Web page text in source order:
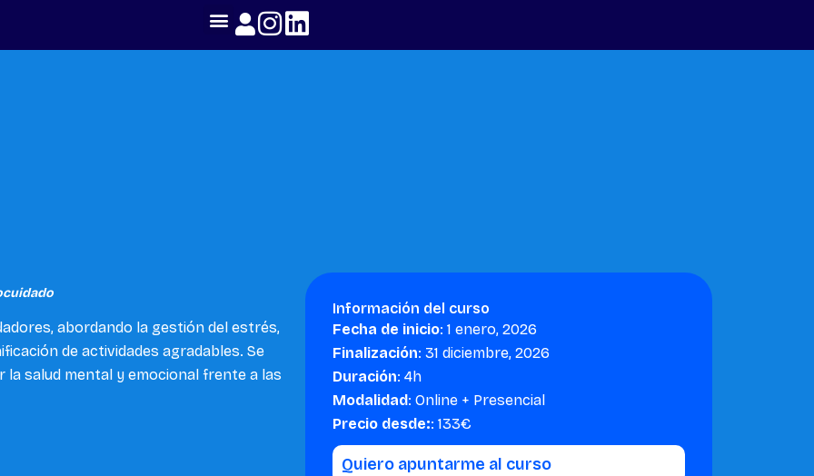
abordando la gestión del estrés,
de actividades agradables. Se
salud mental y emocional frente a las
Información del curso
Fecha de inicio: 1 enero, 2026
Finalización: 31 diciembre, 2026
Duración: 4h
Modalidad: Online + Presencial
Precio desde:: 133€
Quiero apuntarme al curso